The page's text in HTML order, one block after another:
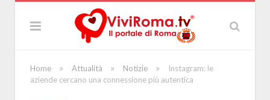
Home » Attualità » Notizie »
Instagram: le
aziende cercano una connessione più autentica